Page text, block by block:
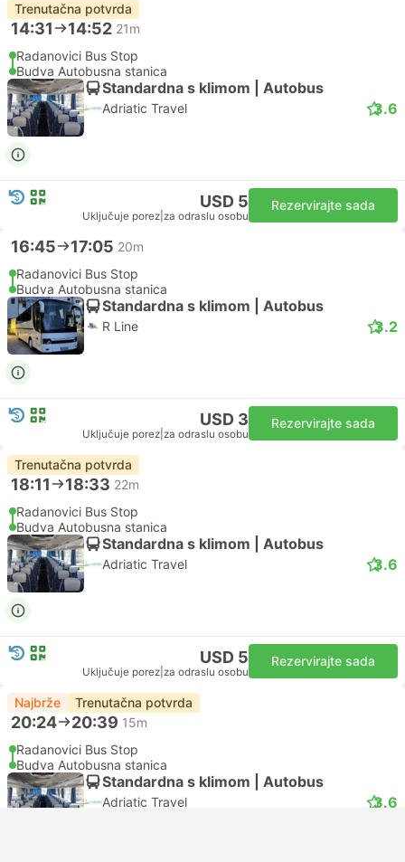
Trenutačna potvrda
14:31 14:52 21m
Radanovici Bus Stop
Budva Autobusna stanica
Standardna s klimom | Autobus
Adriatic Travel 3.6
USD 5
Uključuje porez za odraslu osobu
Rezervirajte sada
16:45 17:05 20m
Radanovici Bus Stop
Budva Autobusna stanica
Standardna s klimom | Autobus
R Line 3.2
USD 3
Uključuje porez za odraslu osobu
Rezervirajte sada
Trenutačna potvrda
18:11 18:33 22m
Radanovici Bus Stop
Budva Autobusna stanica
Standardna s klimom | Autobus
Adriatic Travel 3.6
USD 5
Uključuje porez za odraslu osobu
Rezervirajte sada
Najbrže Trenutačna potvrda
20:24 20:39 15m
Radanovici Bus Stop
Budva Autobusna stanica
Standardna s klimom | Autobus
Adriatic Travel 3.6